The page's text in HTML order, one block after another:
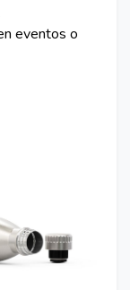
eventos o